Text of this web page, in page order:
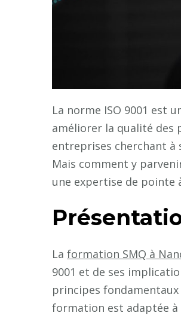
La norme ISO 9001 est
améliorer la qualité des
entreprises cherchant
Mais comment y
une expertise de pointe
La formation SMQ à
9001 et de ses
principes
formation est adaptée à